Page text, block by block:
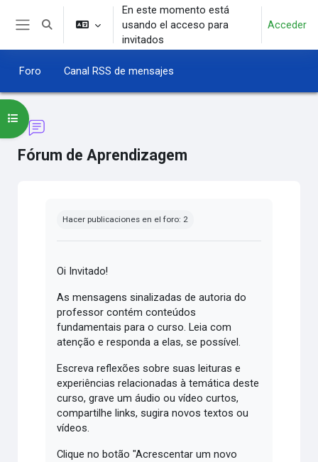
Salta al contenido principal
Selector de búsqueda de entrada
En este momento está
usando el acceso para
invitados
Acceder
Foro Canal RSS de mensajes
Fórum de Aprendizagem
Abrir índice del curso
Hacer publicaciones en el foro: 2
Oi Invitado!
As mensagens sinalizadas de autoria do
professor contém conteúdos
fundamentais para o curso. Leia com
atenção e responda a elas, se possível.
Escreva reflexões sobre suas leituras e
experiências relacionadas à temática deste
curso, grave um áudio ou vídeo curtos,
compartilhe links, sugira novos textos ou
vídeos.
Clique no botão "Acrescentar um novo